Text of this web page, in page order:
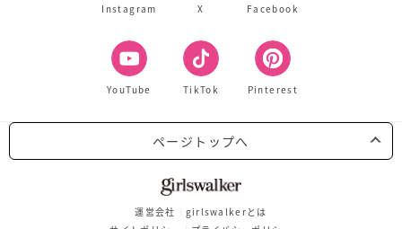
Instagram X Facebook
YouTube TikTok Pinterest
ページトップへ
運営会社
girlswalkerとは